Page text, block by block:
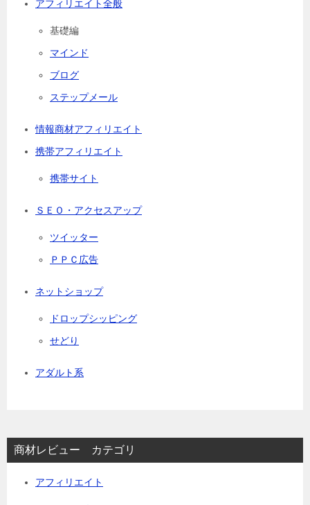
アフィリエイト全般
基礎編
マインド
ブログ
ステップメール
情報商材アフィリエイト
携帯アフィリエイト
携帯サイト
ＳＥＯ・アクセスアップ
ツイッター
ＰＰＣ広告
ネットショップ
ドロップシッピング
せどり
アダルト系
商材レビュー カテゴリ
アフィリエイト